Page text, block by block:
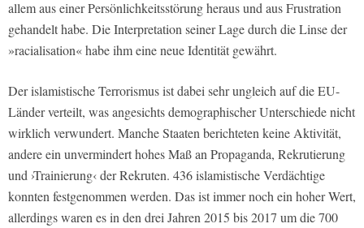
allem aus einer Persönlichkeitsstörung heraus und aus Frustration
gehandelt habe. Die Interpretation seiner Lage durch die Linse der
»racialisation« habe ihm eine neue Identität gewährt.
Der islamistische Terrorismus ist dabei sehr ungleich auf die EU-
Länder verteilt, was angesichts demographischer Unterschiede nicht
wirklich verwundert. Manche Staaten berichteten keine Aktivität,
andere ein unvermindert hohes Maß an Propaganda, Rekrutierung
und ›Trainierung‹ der Rekruten. 436 islamistische Verdächtige
konnten festgenommen werden. Das ist immer noch ein hoher Wert,
allerdings waren es in den drei Jahren 2015 bis 2017 um die 700